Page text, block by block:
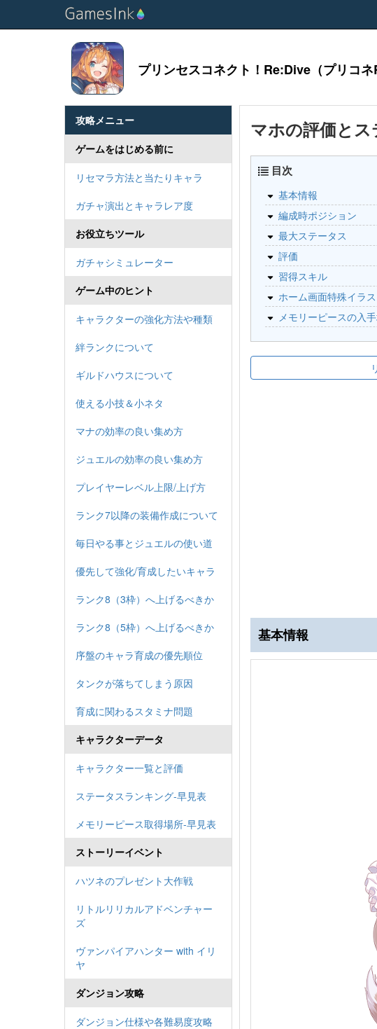
プリンセスコネクト！Re:Dive（プリコ
攻略メニュー
ゲームをはじめる前に
リセマラ方法と当たりキャラ
ガチャ演出とキャラレア度
お役立ちツール
ガチャシミュレーター
ゲーム中のヒント
キャラクターの強化方法や種類
絆ランクについて
ギルドハウスについて
使える小技＆小ネタ
マナの効率の良い集め方
ジュエルの効率の良い集め方
プレイヤーレベル上限/上げ方
ランク7以降の装備作成について
毎日やる事とジュエルの使い道
優先して強化/育成したいキャラ
ランク8（3枠）へ上げるべきか
ランク8（5枠）へ上げるべきか
序盤のキャラ育成の優先順位
タンクが落ちてしまう原因
育成に関わるスタミナ問題
キャラクターデータ
キャラクター一覧と評価
ステータスランキング-早見表
メモリーピース取得場所-早見表
ストーリーイベント
ハツネのプレゼント大作戦
リトルリリカルアドベンチャー
ズ
ヴァンパイアハンター with イリ
ヤ
ダンジョン攻略
ダンジョン仕様や各難易度攻略
マホの評価と
目次
基本情報
編成時ポジション
最大ステータス
評価
習得スキル
ホーム画面特殊イラス
メモリーピースの入
基本情報